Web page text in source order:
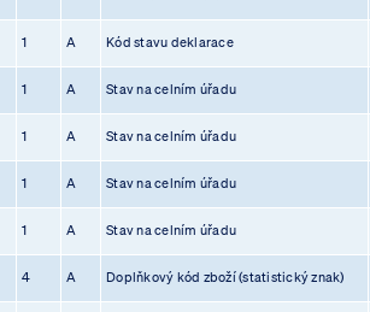
1 A Kód stavu deklarace
1 A Stav na celním úřadu
1 A Stav na celním úřadu
1 A Stav na celním úřadu
1 A Stav na celním úřadu
4 A Doplňkový kód zboží (statistický znak)